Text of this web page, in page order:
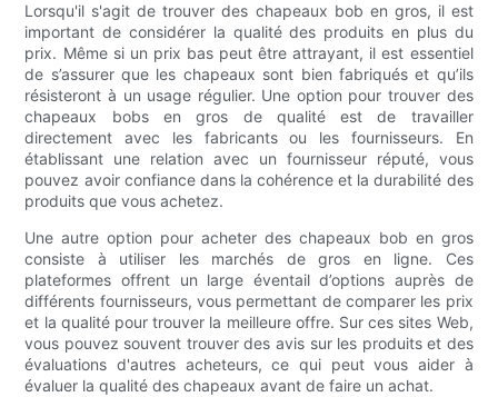
Lorsqu'il s'agit de trouver des chapeaux bob en gros, il est
important de considérer la qualité des produits en plus du
prix. Même si un prix bas peut être attrayant, il est essentiel
de s’assurer que les chapeaux sont bien fabriqués et qu’ils
résisteront à un usage régulier. Une option pour trouver des
chapeaux bobs en gros de qualité est de travailler
directement avec les fabricants ou les fournisseurs. En
établissant une relation avec un fournisseur réputé, vous
pouvez avoir confiance dans la cohérence et la durabilité des
produits que vous achetez.
Une autre option pour acheter des chapeaux bob en gros
consiste à utiliser les marchés de gros en ligne. Ces
plateformes offrent un large éventail d’options auprès de
différents fournisseurs, vous permettant de comparer les prix
et la qualité pour trouver la meilleure offre. Sur ces sites Web,
vous pouvez souvent trouver des avis sur les produits et des
évaluations d'autres acheteurs, ce qui peut vous aider à
évaluer la qualité des chapeaux avant de faire un achat.